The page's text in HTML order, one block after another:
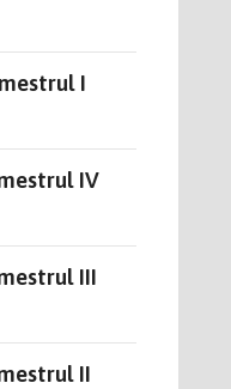
I
IV
III
II